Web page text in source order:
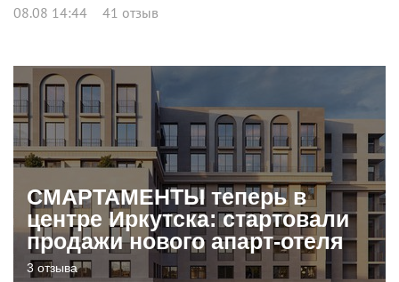
08.08 14:44 41 отзыв
СМАРТАМЕНТЫ теперь в
центре Иркутска: стартовали
продажи нового апарт-отеля
3 отзыва